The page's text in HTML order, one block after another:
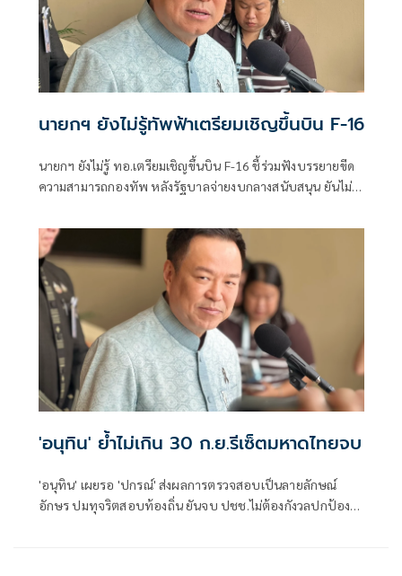
นายกฯ ยังไม่รู้ทัพฟ้าเตรียมเชิญขึ้นบิน F-16
นายกฯ ยังไม่รู้ ทอ.เตรียมเชิญขึ้นบิน F-16 ชี้ร่วมฟังบรรยายขีด
ความสามารถกองทัพ หลังรัฐบาลจ่ายงบกลางสนับสนุน ยันไม่
'อนุทิน' ย้ำไม่เกิน 30 ก.ย.รีเซ็ตมหาดไทยจบ
'อนุทิน' เผยรอ 'ปกรณ์' ส่งผลการตรวจสอบเป็นลายลักษณ์
อักษร ปมทุจริตสอบท้องถิ่น ยันจบ ปชช.ไม่ต้องกังวลปกป้อง